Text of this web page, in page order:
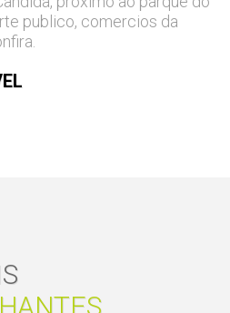
publico, comercios da